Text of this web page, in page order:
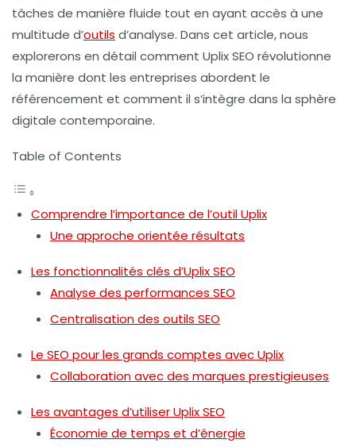
tâches de manière fluide tout en ayant accès à une
multitude d’outils d’analyse. Dans cet article, nous
explorerons en détail comment Uplix SEO révolutionne
la manière dont les entreprises abordent le
référencement et comment il s’intègre dans la sphère
digitale contemporaine.
Table of Contents
Comprendre l’importance de l’outil Uplix
Une approche orientée résultats
Les fonctionnalités clés d’Uplix SEO
Analyse des performances SEO
Centralisation des outils SEO
Le SEO pour les grands comptes avec Uplix
Collaboration avec des marques prestigieuses
Les avantages d’utiliser Uplix SEO
Économie de temps et d’énergie